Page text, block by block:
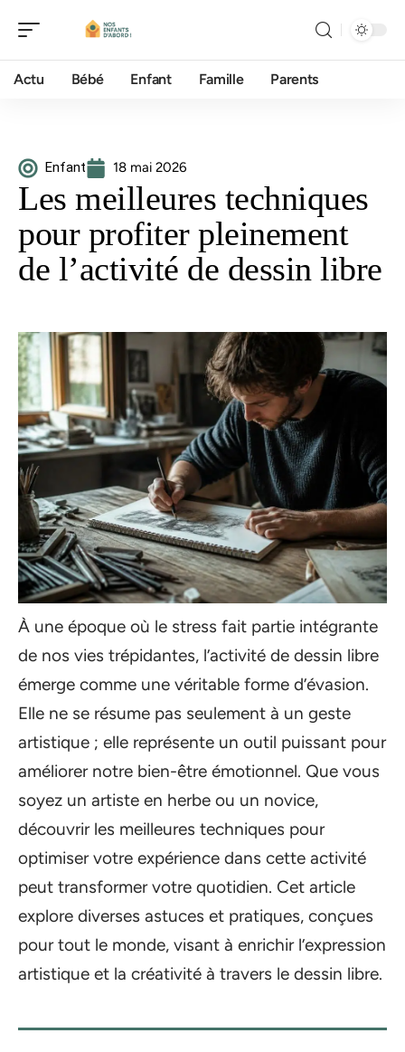
Actu Bébé Enfant Famille Parents
Enfant 18 mai 2026
Les meilleures techniques
pour profiter pleinement
de l’activité de dessin libre
À une époque où le stress fait partie intégrante
de nos vies trépidantes, l’activité de dessin libre
émerge comme une véritable forme d’évasion.
Elle ne se résume pas seulement à un geste
artistique ; elle représente un outil puissant pour
améliorer notre bien-être émotionnel. Que vous
soyez un artiste en herbe ou un novice,
découvrir les meilleures techniques pour
optimiser votre expérience dans cette activité
peut transformer votre quotidien. Cet article
explore diverses astuces et pratiques, conçues
pour tout le monde, visant à enrichir l’expression
artistique et la créativité à travers le dessin libre.